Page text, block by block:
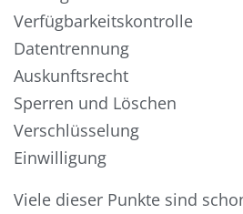
Verfügbarkeitskontrolle
Datentrennung
Auskunftsrecht
Sperren und Löschen
Verschlüsselung
Einwilligung
Viele dieser Punkte sind